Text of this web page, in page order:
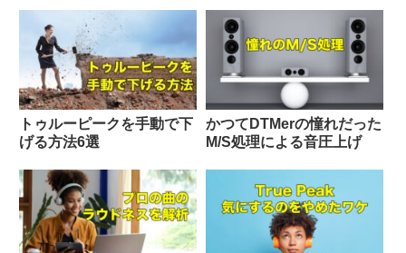
トゥルーピークを手動で下
げる方法6選
かつてDTMerの憧れだった
M/S処理による音圧上げ